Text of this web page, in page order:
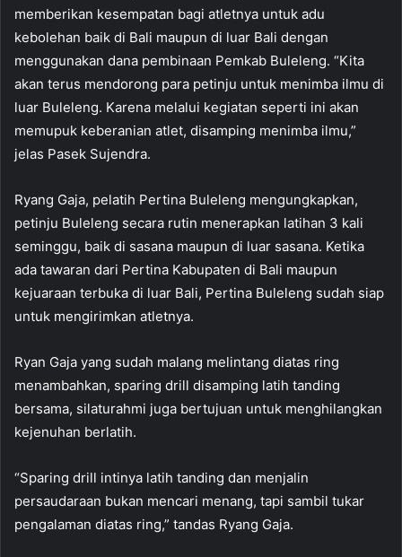
memberikan kesempatan bagi atletnya untuk adu
kebolehan baik di Bali maupun di luar Bali dengan
menggunakan dana pembinaan Pemkab Buleleng. “Kita
akan terus mendorong para petinju untuk menimba ilmu di
luar Buleleng. Karena melalui kegiatan seperti ini akan
memupuk keberanian atlet, disamping menimba ilmu,”
jelas Pasek Sujendra.
Ryang Gaja, pelatih Pertina Buleleng mengungkapkan,
petinju Buleleng secara rutin menerapkan latihan 3 kali
seminggu, baik di sasana maupun di luar sasana. Ketika
ada tawaran dari Pertina Kabupaten di Bali maupun
kejuaraan terbuka di luar Bali, Pertina Buleleng sudah siap
untuk mengirimkan atletnya.
Ryan Gaja yang sudah malang melintang diatas ring
menambahkan, sparing drill disamping latih tanding
bersama, silaturahmi juga bertujuan untuk menghilangkan
kejenuhan berlatih.
“Sparing drill intinya latih tanding dan menjalin
persaudaraan bukan mencari menang, tapi sambil tukar
pengalaman diatas ring,” tandas Ryang Gaja.